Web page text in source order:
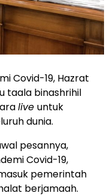
Covid-19, Hazrat
taala binashrihil
live untuk
dunia.
pesannya,
Covid-19,
pemerintah
berjamaah.